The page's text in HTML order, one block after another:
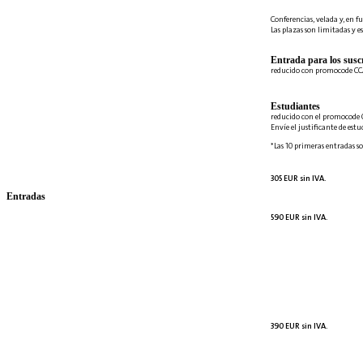
Conferencias, velada y, en
Las plazas son limitadas y
Entrada para los
reducido con promocode
Estudiantes
reducido con el promocode
Envíe el justificante de
*Las 10 primeras entradas
305 EUR sin IVA.
590 EUR sin IVA.
390 EUR sin IVA.
Entradas